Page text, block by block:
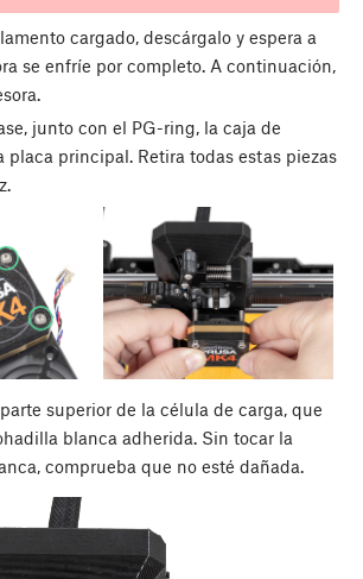
cargado, descárgalo y espera a
se enfríe por completo. A continuación,
junto con el PG-ring, la caja de
placa principal. Retira todas estas piezas
superior de la célula de carga, que
blanca adherida. Sin tocar la
comprueba que no esté dañada.